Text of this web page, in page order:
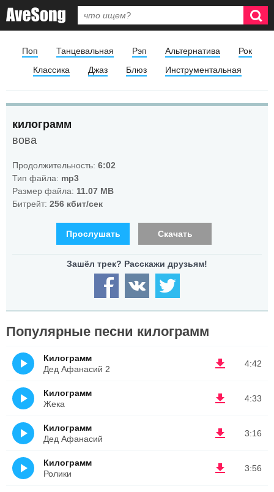
Поп Танцевальная Рэп Альтернатива
Рок
Классика
Джаз Блюз Инструментальная
килограмм
вова
Продолжительность: 6:02
Тип файла: mp3
Размер файла: 11.07 MB
Битрейт: 256 кбит/сек
Прослушать Скачать
Популярные песни килограмм
4:42
Килограмм
Дед Афанасий 2
4:33
Килограмм
Жека
3:16
Килограмм
Дед Афанасий
3:56
Килограмм
Ролики